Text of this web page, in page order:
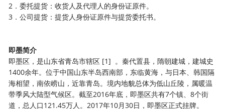
2．委托提货：收货人及代理人的身份证原件。
3．公司提货：提货人身份证原件与提货委托书。
即墨简介
即墨区，是山东省青岛市辖区 [1] 。秦代置县，隋朝建城，建城史
1400余年。位于中国山东半岛西南部，东临黄海，与日本、韩国隔
海相望，南依崂山，近靠青岛。境内地貌总体为低山丘陵，属暖温
带季风大陆型气候区。截至2016年底，即墨区共有7个镇、8个街
道，总人口121.45万人。2017年10月30日，即墨区正式挂牌。